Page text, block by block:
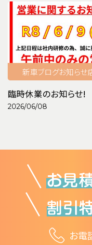
新車ブログお知らせ
臨時休業のお知らせ!
2026/06/08
お電